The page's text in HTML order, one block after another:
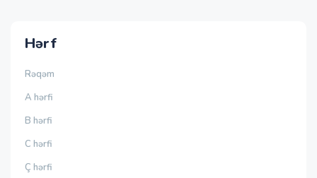
Hərf
Rəqəm
A hərfi
B hərfi
C hərfi
Ç hərfi